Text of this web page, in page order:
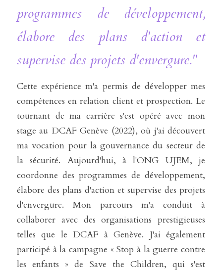
programmes de développement,
élabore des plans d'action et
supervise des projets d'envergure."
Cette expérience m'a permis de développer mes
compétences en relation client et prospection. Le
tournant de ma carrière s'est opéré avec mon
stage au DCAF Genève (2022), où j'ai découvert
ma vocation pour la gouvernance du secteur de
la sécurité. Aujourd'hui, à l'ONG UJEM, je
coordonne des programmes de développement,
élabore des plans d'action et supervise des projets
d'envergure. Mon parcours m'a conduit à
collaborer avec des organisations prestigieuses
telles que le DCAF à Genève. J'ai également
participé à la campagne « Stop à la guerre contre
les enfants » de Save the Children, qui s'est